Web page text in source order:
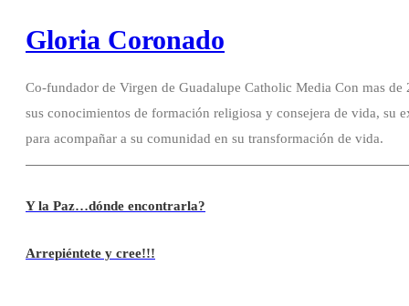
Gloria Coronado
Co-fundador de Virgen de Guadalupe Catholic Media Con mas
sus conocimientos de formación religiosa y consejera de vida, su
para acompañar a su comunidad en su transformación de vida.
Y la Paz…dónde encontrarla?
Arrepiéntete y cree!!!